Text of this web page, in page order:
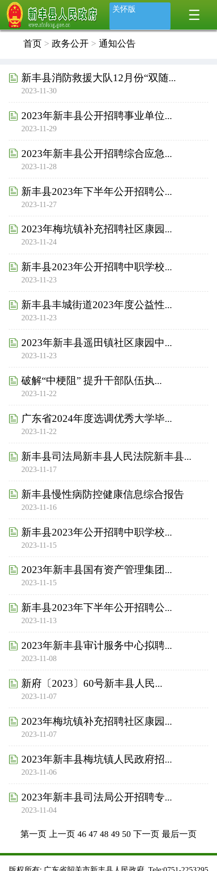
关怀版
首页> 政务公开> 通知公告
新丰县消防救援大队12月份“双随...
2023-11-30
2023年新丰县公开招聘事业单位...
2023-11-29
2023年新丰县公开招聘综合应急...
2023-11-28
新丰县2023年下半年公开招聘公...
2023-11-27
2023年梅坑镇补充招聘社区康园...
2023-11-24
新丰县2023年公开招聘中职学校...
2023-11-23
新丰县丰城街道2023年度公益性...
2023-11-23
2023年新丰县遥田镇社区康园中...
2023-11-23
破解“中梗阻” 提升干部队伍执...
2023-11-22
广东省2024年度选调优秀大学毕...
2023-11-22
新丰县司法局新丰县人民法院新丰县...
2023-11-17
新丰县慢性病防控健康信息综合报告
2023-11-16
新丰县2023年公开招聘中职学校...
2023-11-15
2023年新丰县国有资产管理集团...
2023-11-15
新丰县2023年下半年公开招聘公...
2023-11-13
2023年新丰县审计服务中心拟聘...
2023-11-08
新府〔2023〕60号新丰县人民...
2023-11-07
2023年梅坑镇补充招聘社区康园...
2023-11-07
2023年新丰县梅坑镇人民政府招...
2023-11-06
2023年新丰县司法局公开招聘专...
2023-11-04
第一页 上一页 46 47 48 49 50 下一页 最后一页